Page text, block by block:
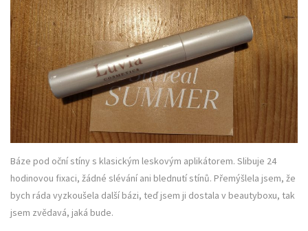
Báze pod oční stíny s klasickým leskovým aplikátorem. Slibuje 24
hodinovou fixaci, žádné slévání ani blednutí stínů. Přemýšlela jsem, že
bych ráda vyzkoušela další bázi, teď jsem ji dostala v beautyboxu, tak
jsem zvědavá, jaká bude.